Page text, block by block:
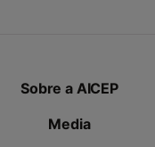
Sobre a AICEP
Media